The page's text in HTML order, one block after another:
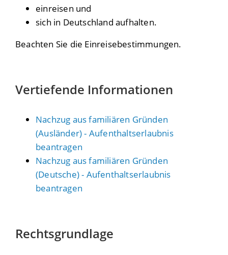
einreisen und
sich in Deutschland aufhalten.
Beachten Sie die Einreisebestimmungen.
Vertiefende Informationen
Nachzug aus familiären Gründen
(Ausländer) - Aufenthaltserlaubnis
beantragen
Nachzug aus familiären Gründen
(Deutsche) - Aufenthaltserlaubnis
beantragen
Rechtsgrundlage